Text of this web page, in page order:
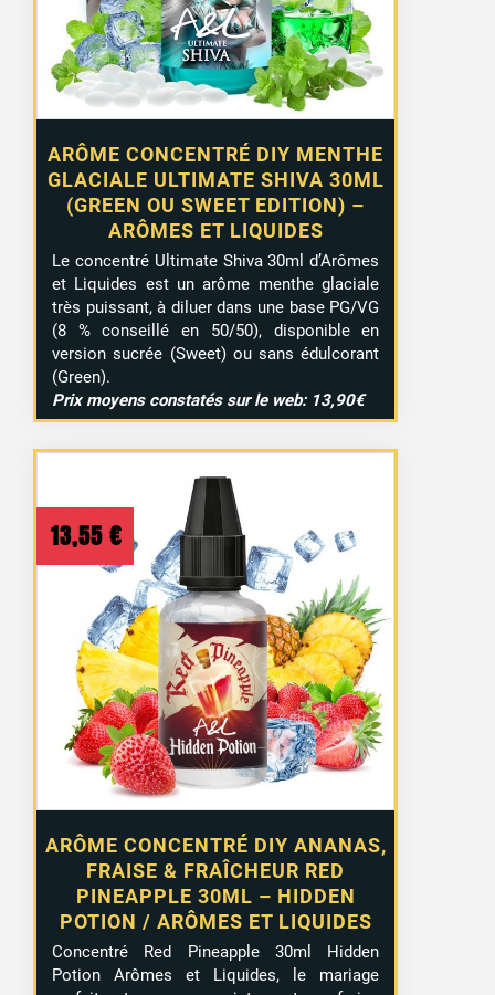
ARÔME CONCENTRÉ DIY MENTHE
GLACIALE ULTIMATE SHIVA 30ML
(GREEN OU SWEET EDITION) –
ARÔMES ET LIQUIDES
Le concentré Ultimate Shiva 30ml d’Arômes
et Liquides est un arôme menthe glaciale
très puissant, à diluer dans une base PG/VG
(8 % conseillé en 50/50), disponible en
version sucrée (Sweet) ou sans édulcorant
(Green).
Prix moyens constatés sur le web: 13,90€
ARÔME CONCENTRÉ DIY ANANAS,
FRAISE & FRAÎCHEUR RED
PINEAPPLE 30ML – HIDDEN
POTION / ARÔMES ET LIQUIDES
13,55 €
Concentré Red Pineapple 30ml Hidden
Potion Arômes et Liquides, le mariage